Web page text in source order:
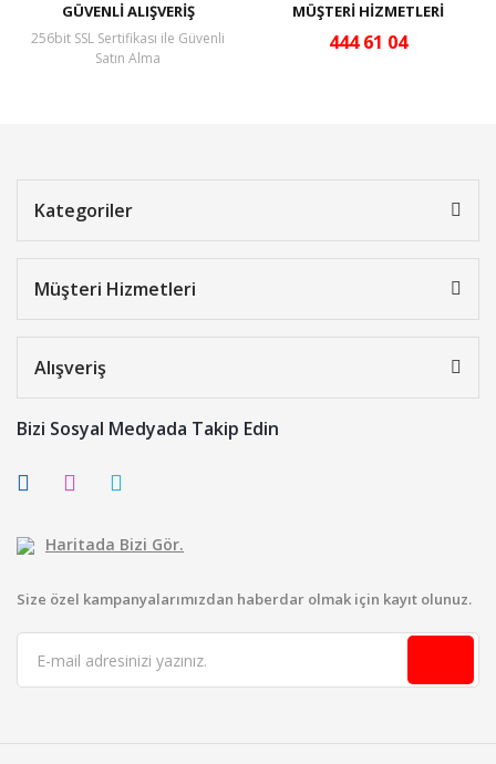
GÜVENLİ ALIŞVERİŞ
256bit SSL Sertifikası ile Güvenli
Satın Alma
MÜŞTERİ HİZMETLERİ
444 61 04
Kategoriler
Müşteri Hizmetleri
Alışveriş
Bizi Sosyal Medyada Takip Edin
Haritada Bizi Gör.
Size özel kampanyalarımızdan haberdar olmak için kayıt olunuz.